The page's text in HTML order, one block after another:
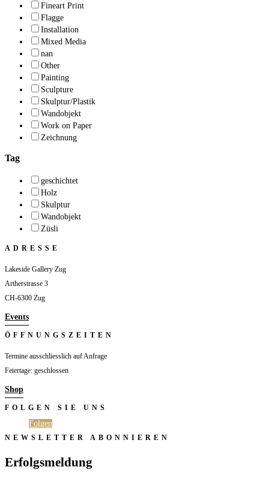
Fineart Print
Flagge
Installation
Mixed Media
nan
Other
Painting
Sculpture
Skulptur/Plastik
Wandobjekt
Work on Paper
Zeichnung
Tag
geschichtet
Holz
Skulptur
Wandobjekt
Züsli
ADRESSE
Lakeside Gallery Zug
Artherstrasse 3
CH-6300 Zug
Events
ÖFFNUNGSZEITEN
Termine ausschliesslich auf Anfrage
Feiertage: geschlossen
Shop
FOLGEN SIE UNS
Folgen
NEWSLETTER ABONNIEREN
Erfolgsmeldung